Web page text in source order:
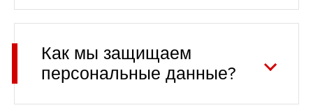
Как мы защищаем
персональные данные?